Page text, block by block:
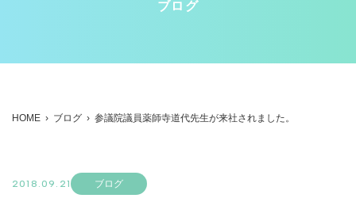
ブログ
HOME › ブログ › 参議院議員薬師寺道代先生が来社されました。
2018.09.21 ブログ